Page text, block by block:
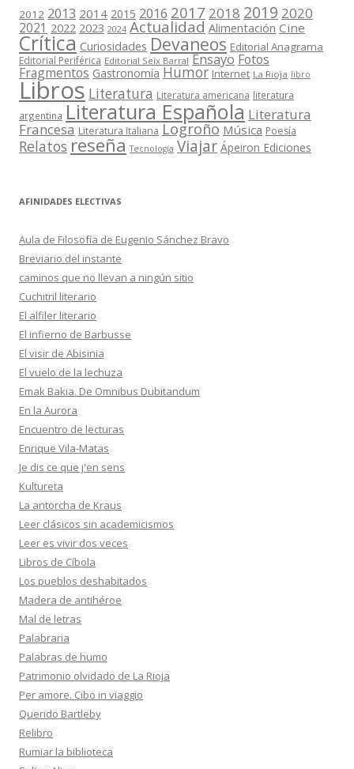
2012 2013 2014 2015 2016 2017 2018 2019 2020
2021 2022 2023 2024 Actualidad Alimentación Cine
Crítica Curiosidades Devaneos Editorial Anagrama
Editorial Periférica Editorial Seix Barral Ensayo Fotos
Fragmentos Gastronomía Humor Internet La Rioja libro
Libros Literatura Literatura americana literatura
argentina Literatura Española Literatura
Francesa Literatura Italiana Logroño Música Poesía
Relatos reseña Tecnología Viajar Ápeiron Ediciones
AFINIDADES ELECTIVAS
Aula de Filosofía de Eugenio Sánchez Bravo
Breviario del instante
caminos que no llevan a ningún sitio
Cuchitril literario
El alfiler literario
El infierno de Barbusse
El visir de Abisinia
El vuelo de la lechuza
Emak Bakia. De Omnibus Dubitandum
En la Aurora
Encuentro de lecturas
Enrique Vila-Matas
Je dis ce que j'en sens
Kultureta
La antorcha de Kraus
Leer clásicos sin academicismos
Leer es vivir dos veces
Libros de Cíbola
Los pueblos deshabitados
Madera de antihéroe
Mal de letras
Palabraria
Palabras de humo
Patrimonio olvidado de La Rioja
Per amore. Cibo in viaggio
Querido Bartleby
Relibro
Rumiar la biblioteca